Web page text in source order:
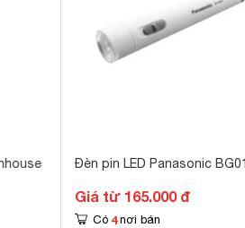
Đèn pin LED Panasonic
Giá từ 165.000 đ
Có 4 nơi bán